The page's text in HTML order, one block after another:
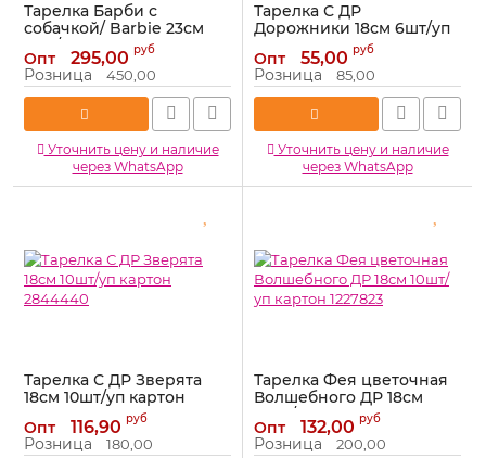
Тарелка Барби с
собачкой/ Barbie 23см
6шт/уп картон 30298
1442667
Артикул: 1442667
Опт 295,00 руб
Розница 450,00
Уточнить цену и наличие
через WhatsApp
Тарелка С ДР
Дорожники 18см 6шт/уп
картон 2298422
Артикул: 2298422
Опт 55,00 руб
Розница 85,00
Уточнить цену и наличие
через WhatsApp
Тарелка С ДР Зверята
18см 10шт/уп картон
Артикул: 2844440
Опт 116,90 руб
Розница 180,00
Тарелка Фея цветочная
Волшебного ДР 18см
10шт/уп картон 1227823
Артикул: 1227823
Опт 132,00 руб
Розница 200,00